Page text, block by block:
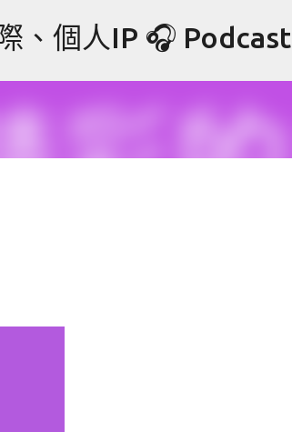
跳到主要內容
、個人IP 🎧 Podcast